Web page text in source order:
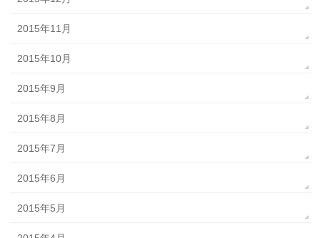
2015年11月
2015年10月
2015年9月
2015年8月
2015年7月
2015年6月
2015年5月